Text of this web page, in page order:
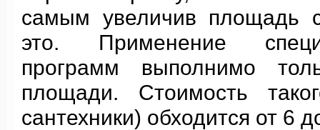
самым увеличив площадь
это. Применение
программ выполнимо
площади. Стоимость
сантехники) обходится от 6